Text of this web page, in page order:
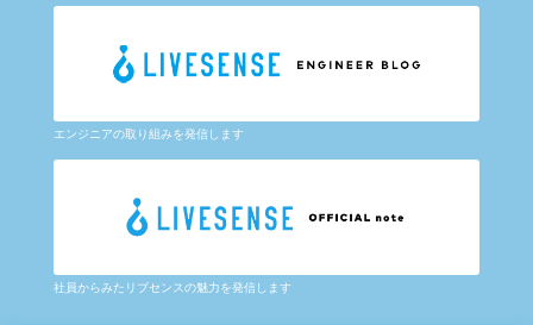
エンジニアの取り組みを発信します
社員からみたリブセンスの魅力を発信します